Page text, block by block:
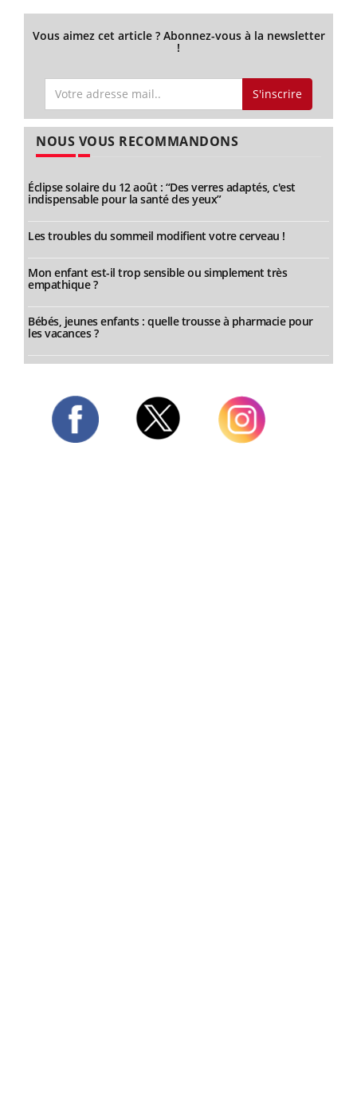
Vous aimez cet article ? Abonnez-vous à la newsletter
!
S'inscrire
NOUS VOUS RECOMMANDONS
Éclipse solaire du 12 août : “Des verres adaptés, c'est
indispensable pour la santé des yeux”
Les troubles du sommeil modifient votre cerveau !
Mon enfant est-il trop sensible ou simplement très
empathique ?
Bébés, jeunes enfants : quelle trousse à pharmacie pour
les vacances ?